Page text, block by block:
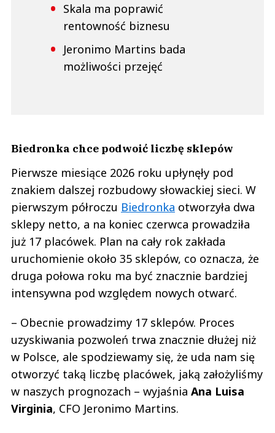
Skala ma poprawić
rentowność biznesu
Jeronimo Martins bada
możliwości przejęć
Biedronka chce podwoić liczbę sklepów
Pierwsze miesiące 2026 roku upłynęły pod
znakiem dalszej rozbudowy słowackiej sieci. W
pierwszym półroczu Biedronka otworzyła dwa
sklepy netto, a na koniec czerwca prowadziła
już 17 placówek. Plan na cały rok zakłada
uruchomienie około 35 sklepów, co oznacza, że
druga połowa roku ma być znacznie bardziej
intensywna pod względem nowych otwarć.
– Obecnie prowadzimy 17 sklepów. Proces
uzyskiwania pozwoleń trwa znacznie dłużej niż
w Polsce, ale spodziewamy się, że uda nam się
otworzyć taką liczbę placówek, jaką założyliśmy
w naszych prognozach – wyjaśnia Ana Luisa
Virginia, CFO Jeronimo Martins.